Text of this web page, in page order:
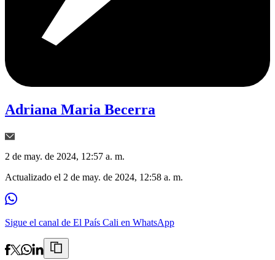
Adriana Maria Becerra
2 de may. de 2024, 12:57 a. m.
Actualizado el 2 de may. de 2024, 12:58 a. m.
Sigue el canal de El País Cali en WhatsApp